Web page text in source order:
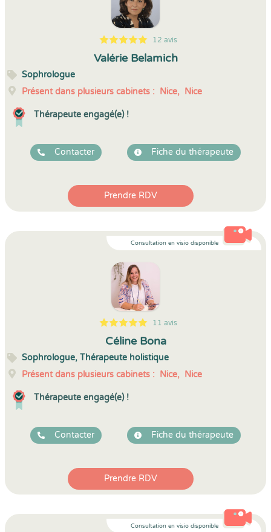
5
1
5
12 12 avis
Valérie Belamich
Sophrologue
Présent dans plusieurs cabinets : Nice, Nice
Thérapeute engagé(e) !
Contacter Fiche du thérapeute
Prendre RDV
Consultation en visio disponible
5
1
5
11 11 avis
Céline Bona
Sophrologue, Thérapeute holistique
Présent dans plusieurs cabinets : Nice, Nice
Thérapeute engagé(e) !
Contacter Fiche du thérapeute
Prendre RDV
Consultation en visio disponible